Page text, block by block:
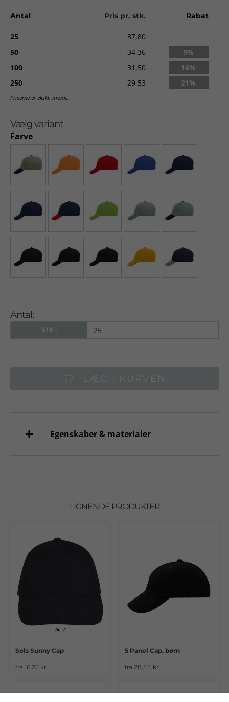
godkendt ordre.
Antal Pris pr. stk. Rabat
25
37,80
50
34,36
9%
100
31,50
16%
250
29,53 21%
Priserne er ekskl. moms.
Vælg variant
Farve
Antal:
STK :
Egenskaber & materialer
LIGNENDE PRODUKTER
Sols Sunny Cap
fra 16,25 kr.
5 Panel Cap, børn
fra 28,44 kr.